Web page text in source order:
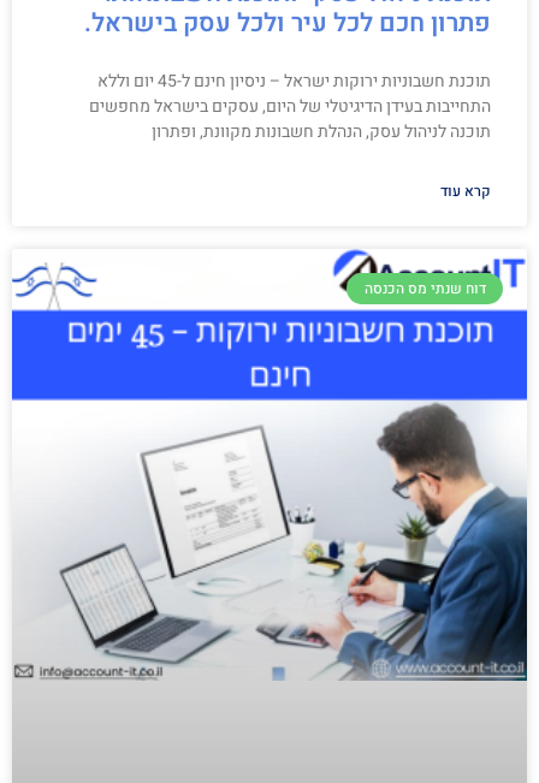
פתרון חכם לכל עיר ולכל עסק בישראל.
תוכנת חשבוניות ירוקות ישראל – ניסיון חינם ל-45 יום וללא
התחייבות בעידן הדיגיטלי של היום, עסקים בישראל מחפשים
תוכנה לניהול עסק, הנהלת חשבונות מקוונת, ופתרון
קרא עוד
דוח שנתי מס הכנסה